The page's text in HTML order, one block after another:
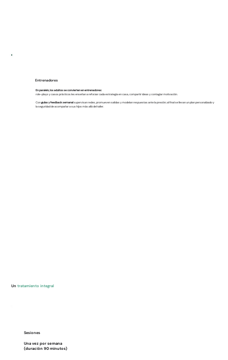
Entrenadores
En paralelo, los adultos se convierten en entrenadores:
role-plays y casos prácticos les enseñan a reforzar cada estrategia en casa, compartir ideas y contagiar motivación.
Conguías y feedback semanalsupervisan redes, promueven salidas y modelan respuestas ante la presión; al final se llevan un plan personalizado y
la seguridad de acompañar a sus hijos más allá del taller.
Untratamiento integral
Sesiones
Una vez por semana
(duración 90 minutos)